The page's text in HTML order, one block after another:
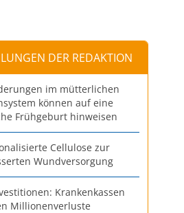
DER REDAKTION
im mütterlichen
können auf eine
Frühgeburt hinweisen
Cellulose zur
Wundversorgung
Krankenkassen
Millionenverluste